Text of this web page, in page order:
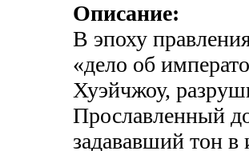
Описание:
В эпоху
«дело об
Хуэйчжоу,
Прославленный
задававший тон